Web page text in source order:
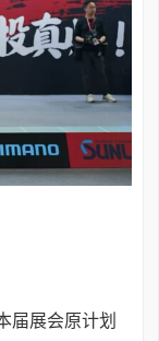
届展会原计划